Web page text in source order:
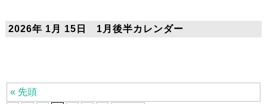
2026年 1月 15日 1月後半カレンダー
« 先頭